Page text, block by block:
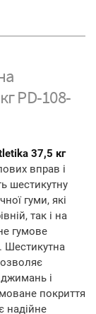
PD-108-
37,5 кг
вправ і
шестикутну
гуми, які
так і на
гумове
Шестикутна
і
покриття
надійне